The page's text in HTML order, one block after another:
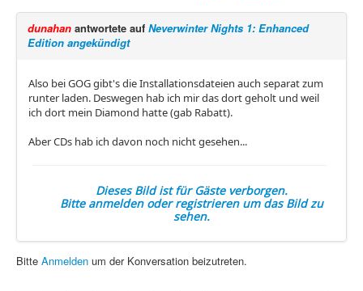
dunahan antwortete auf Neverwinter Nights 1: Enhanced
Edition angekündigt
Also bei GOG gibt's die Installationsdateien auch separat zum
runter laden. Deswegen hab ich mir das dort geholt und weil
ich dort mein Diamond hatte (gab Rabatt).
Aber CDs hab ich davon noch nicht gesehen...
Dieses Bild ist für Gäste verborgen.
Bitte anmelden oder registrieren um das Bild zu
sehen.
Bitte Anmelden um der Konversation beizutreten.